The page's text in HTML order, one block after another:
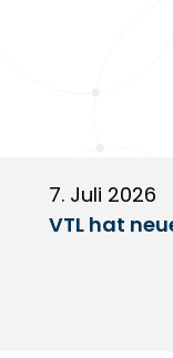
7. Juli 2026
VTL hat